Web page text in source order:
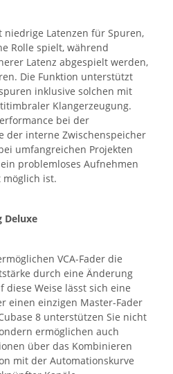
niedrige Latenzen für Spuren,
Rolle spielt, während
Latenz abgespielt werden,
Die Funktion unterstützt
inklusive solchen mit
Klangerzeugung.
bei der
der interne Zwischenspeicher
umfangreichen Projekten
problemloses Aufnehmen
möglich ist.
Deluxe
VCA-Fader die
durch eine Änderung
diese Weise lässt sich eine
einen einzigen Master-Fader
8 unterstützen Sie nicht
ermöglichen auch
über das Kombinieren
mit der Automationskurve